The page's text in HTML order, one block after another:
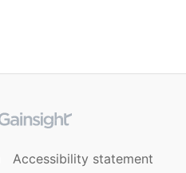
Accessibility statement